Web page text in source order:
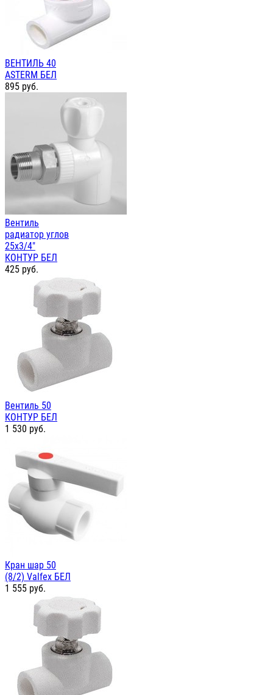
ВЕНТИЛЬ 40
ASTERM БЕЛ
895 руб.
Вентиль
радиатор углов
25х3/4"
КОНТУР БЕЛ
425 руб.
Вентиль 50
КОНТУР БЕЛ
1 530 руб.
Кран шар 50
(8/2) Valfex БЕЛ
1 555 руб.